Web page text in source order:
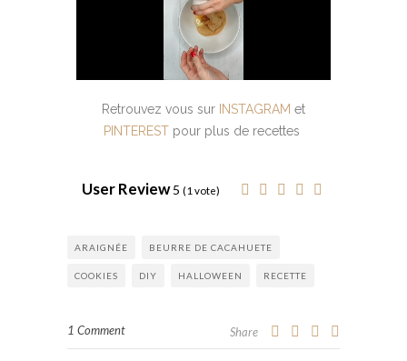
Retrouvez vous sur INSTAGRAM et
PINTEREST pour plus de recettes
User Review 5 (1 vote)
ARAIGNÉE BEURRE DE CACAHUETE
COOKIES DIY HALLOWEEN RECETTE
1 Comment Share